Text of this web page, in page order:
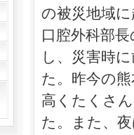
の被災地域
口腔外科部
し、災害時
た。昨今の
高くたくさ
た。また、